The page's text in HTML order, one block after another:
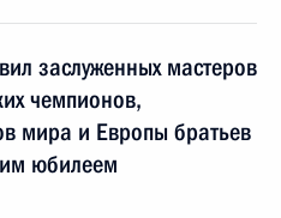
заслуженных мастеров
чемпионов,
мира и Европы братьев
юбилеем